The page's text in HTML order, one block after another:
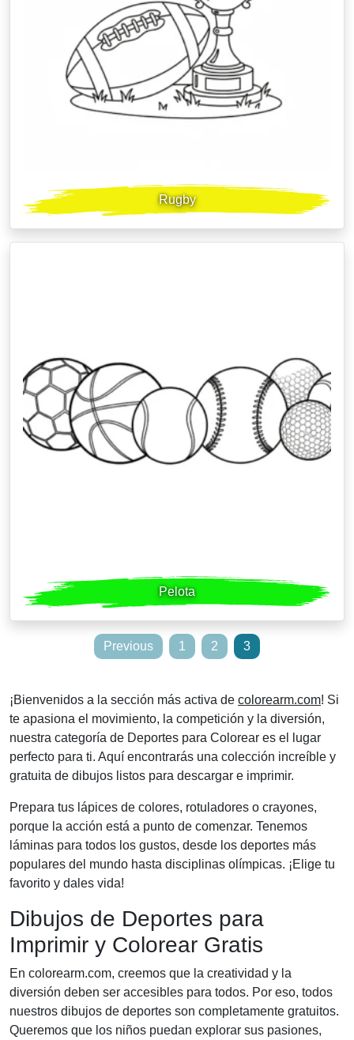
Rugby
Pelota
Previous 1 2 3
¡Bienvenidos a la sección más activa de colorearm.com! Si
te apasiona el movimiento, la competición y la diversión,
nuestra categoría de Deportes para Colorear es el lugar
perfecto para ti. Aquí encontrarás una colección increíble y
gratuita de dibujos listos para descargar e imprimir.
Prepara tus lápices de colores, rotuladores o crayones,
porque la acción está a punto de comenzar. Tenemos
láminas para todos los gustos, desde los deportes más
populares del mundo hasta disciplinas olímpicas. ¡Elige tu
favorito y dales vida!
Dibujos de Deportes para
Imprimir y Colorear Gratis
En colorearm.com, creemos que la creatividad y la
diversión deben ser accesibles para todos. Por eso, todos
nuestros dibujos de deportes son completamente gratuitos.
Queremos que los niños puedan explorar sus pasiones,